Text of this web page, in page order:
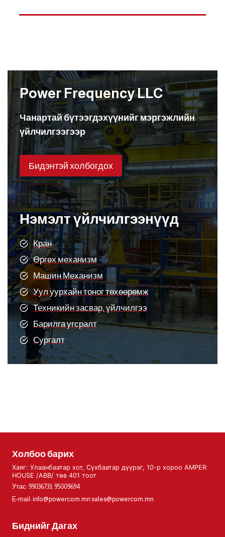
Power Frequency LLC
Чанартай бүтээгдэхүүнийг мэргэжлийн
үйлчилгээгээр
Бидэнтэй холбогдох
Нэмэлт үйлчилгээнүүд
Кран
Өргөх механизм
Машин Механизм
Уул уурхайн тоног төхөөрөмж
Техникийн засвар, үйлчилгээ
Барилга угсралт
Сургалт
Холбоо барих
Хаяг: Улаанбаатар хот, Сүхбаатар дүүрэг, 10-р хороо AMPER
HOUSE /ABB/ төв 401 тоот
Утас: 99036733, 95009694
E-mail: info@powercom.mn sales@powercom.mn
Биднийг Дагах